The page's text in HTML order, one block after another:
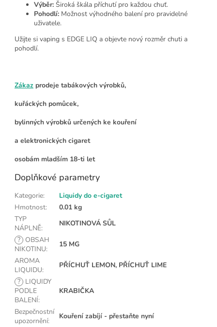
Výběr: Široká škála příchutí pro každou chuť.
Pohodlí: Možnost výhodného balení pro pravidelné
uživatele.
Užijte si vaping s EDGE LIQ a objevte nový rozměr chuti a
pohodlí.
Zákaz prodeje tabákových výrobků,
kuřáckých pomůcek,
bylinných výrobků určených ke kouření
a elektronických cigaret
osobám mladším 18-ti let
Doplňkové parametry
Kategorie:
Liquidy do e-cigaret
Hmotnost:
0.01 kg
TYP
NÁPLNĚ:
NIKOTINOVÁ SŮL
? OBSAH
NIKOTINU:
15 MG
AROMA
LIQUIDU:
PŘÍCHUŤ LEMON, PŘÍCHUŤ LIME
? LIQUIDY
PODLE
BALENÍ:
KRABIČKA
Bezpečnostní
upozornění:
Kouření zabíjí - přestaňte nyní